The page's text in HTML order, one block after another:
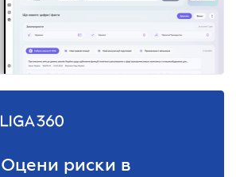
Оцени риски в